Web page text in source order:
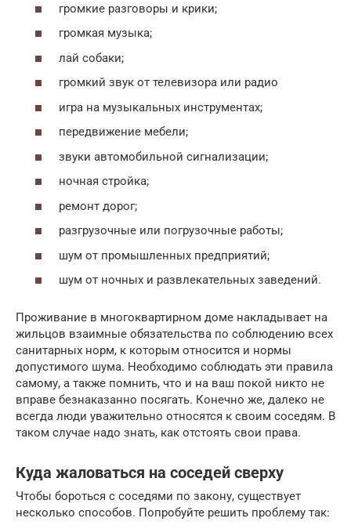
громкие разговоры и крики;
громкая музыка;
лай собаки;
громкий звук от телевизора или радио
игра на музыкальных инструментах;
передвижение мебели;
звуки автомобильной сигнализации;
ночная стройка;
ремонт дорог;
разгрузочные или погрузочные работы;
шум от промышленных предприятий;
шум от ночных и развлекательных заведений.
Проживание в многоквартирном доме накладывает на
жильцов взаимные обязательства по соблюдению всех
санитарных норм, к которым относится и нормы
допустимого шума. Необходимо соблюдать эти правила
самому, а также помнить, что и на ваш покой никто не
вправе безнаказанно посягать. Конечно же, далеко не
всегда люди уважительно относятся к своим соседям. В
таком случае надо знать, как отстоять свои права.
Куда жаловаться на соседей сверху
Чтобы бороться с соседями по закону, существует
несколько способов. Попробуйте решить проблему так: